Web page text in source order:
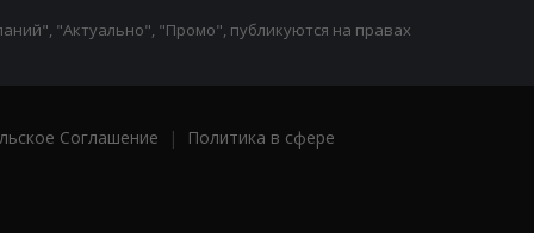
"Актуально", "Промо", публикуются на правах
Соглашение |
Политика в сфере